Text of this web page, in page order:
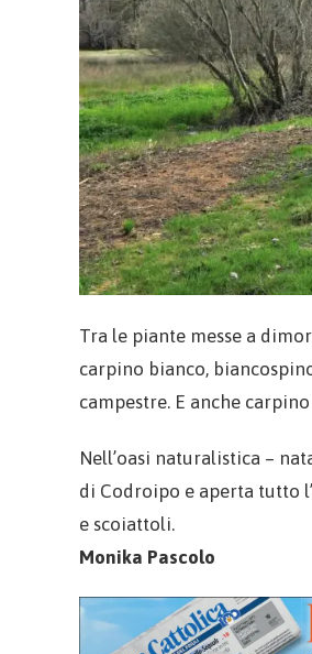
Tra le piante messe a
carpino bianco,
campestre. E anche
Nell’oasi naturalistica –
di Codroipo e aperta tutto
e scoiattoli.
Monika Pascolo